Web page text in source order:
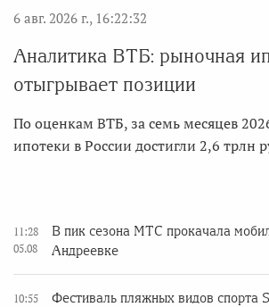
6 авг. 2026 г., 16:22:32
Аналитика ВТБ: рыночная
отыгрывает позиции
По оценкам ВТБ, за семь месяцев
ипотеки в России достигли 2,6 трлн
11:28
05.08
В пик сезона МТС прокачала
Андреевке
10:55
Фестиваль пляжных видов спорта